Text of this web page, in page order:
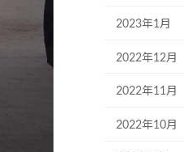
2023年1月
2022年12月
2022年11月
2022年10月